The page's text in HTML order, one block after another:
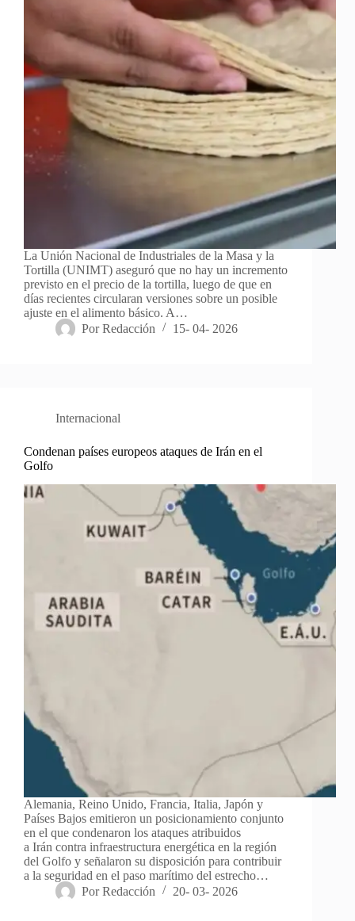
La Unión Nacional de Industriales de la Masa y la
Tortilla (UNIMT) aseguró que no hay un incremento
previsto en el precio de la tortilla, luego de que en
días recientes circularan versiones sobre un posible
ajuste en el alimento básico. A…
Por Redacción 15- 04- 2026
Internacional
Condenan países europeos ataques de Irán en el
Golfo
Alemania, Reino Unido, Francia, Italia, Japón y
Países Bajos emitieron un posicionamiento conjunto
en el que condenaron los ataques atribuidos
a Irán contra infraestructura energética en la región
del Golfo y señalaron su disposición para contribuir
a la seguridad en el paso marítimo del estrecho…
Por Redacción 20- 03- 2026